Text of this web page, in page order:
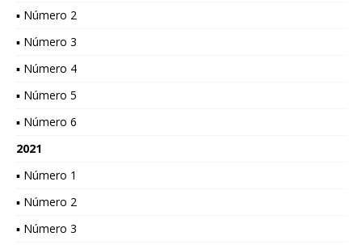
▪ Número 2
▪ Número 3
▪ Número 4
▪ Número 5
▪ Número 6
2021
▪ Número 1
▪ Número 2
▪ Número 3